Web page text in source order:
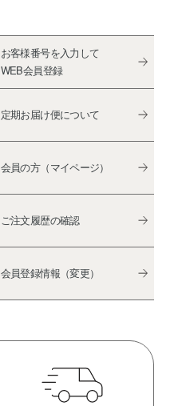
お客様番号を入力して
WEB会員登録
定期お届け便について
会員の方（マイページ）
ご注文履歴の確認
会員登録情報（変更）